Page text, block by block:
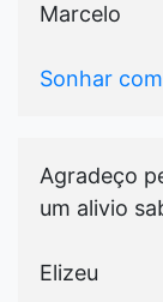
Marcelo
Sonhar
Agradeço
um alivio
Elizeu